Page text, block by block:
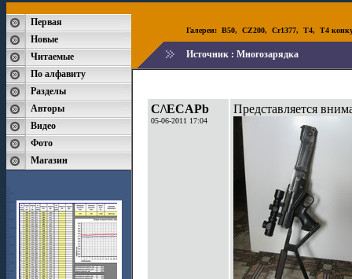
Первая
Новые
Читаемые
По алфавиту
Разделы
Авторы
Видео
Фото
Магазин
Галереи: B50, CZ200, Cr1377, T4, T4
Источник : Многозарядка
C/\ECAPb
05-06-2011 17:04
Представляется